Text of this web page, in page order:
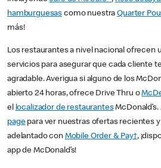
hamburguesas como nuestraQuarter
más!
Los restaurantes a nivel nacional ofrecen
servicios para asegurar que cada cliente
agradable. Averigua si alguno de los
abierto 24 horas, ofrece Drive Thru o
el localizador de restaurantes
pagepara ver nuestras ofertas recientes
adelantado con Mobile Order & Pay†,
app de McDonald’s!